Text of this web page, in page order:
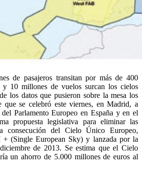
de pasajeros transitan por más de 400
y 10 millones de vuelos surcan los cielos
los datos que pusieron sobre la mesa los
que se celebró este viernes, en Madrid, a
Parlamento Europeo en España y en el
propuesta legislativa para eliminar las
consecución del Cielo Único Europeo,
(Single European Sky) y lanzada por la
de 2013. Se estima que el Cielo
un ahorro de 5.000 millones de euros al